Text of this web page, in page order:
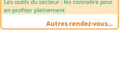
Les outils du secteur : les connaître pour
en profiter pleinement
Autres rendez-vous…